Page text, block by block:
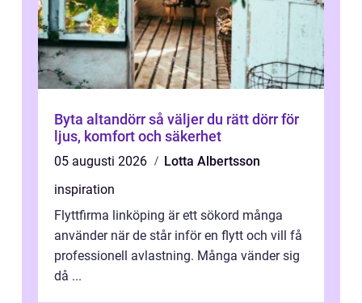
Byta altandörr så väljer du rätt dörr för
ljus, komfort och säkerhet
05 augusti 2026
Lotta Albertsson
inspiration
Flyttfirma linköping är ett sökord många
använder när de står inför en flytt och vill få
professionell avlastning. Många vänder sig
då ...